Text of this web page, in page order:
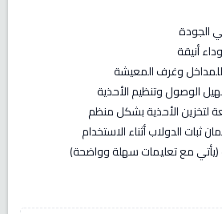
الجودة
أنيقة
وغرف المعيشة
ثبات الدولاب أثناء الاستخدام
(يأتي مع تعليمات سهلة وواضحة)